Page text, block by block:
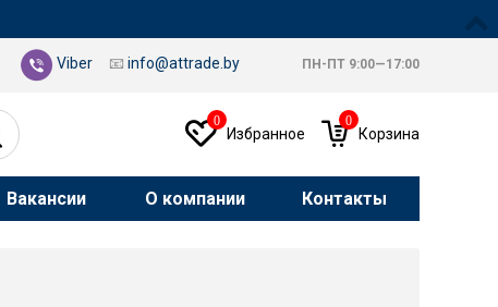
Viber 📧 info@attrade.by ПН-ПТ 9:00—17:00
0
Избранное
0
Корзина
Вакансии О компании Контакты